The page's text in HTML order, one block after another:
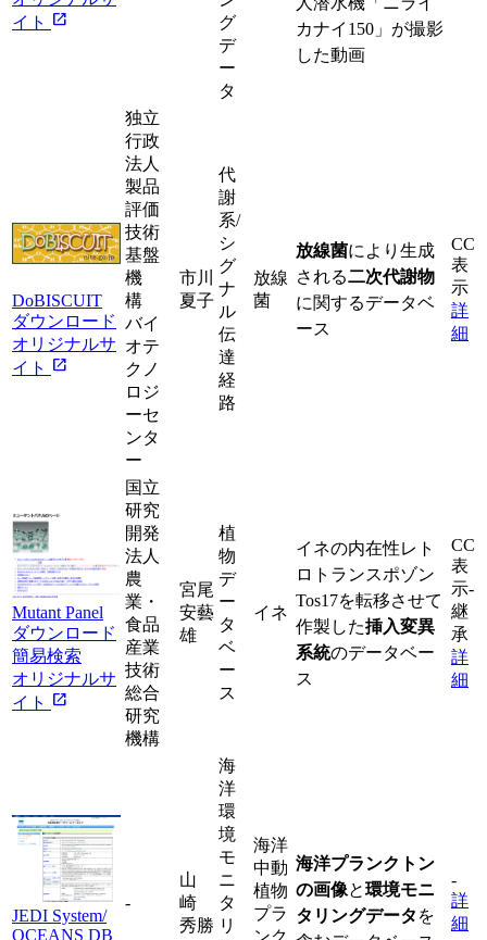
イト open_in_new
グ
デ
ー
タ
カナイ150」が撮影
した動画
DoBISCUIT
ダウンロード
オリジナルサ
イト open_in_new
独立
行政
法人
製品
評価
技術
基盤
機
構
バイ
オテ
クノ
ロジ
ーセ
ンタ
ー
市川
夏子
代
謝
系/
シ
グ
ナ
ル
伝
達
経
路
放線
菌
放線菌により生成
される二次代謝物
に関するデータベ
ース
CC
表
示
詳
細
Mutant Panel
ダウンロード
簡易検索
オリジナルサ
イト open_in_new
国立
研究
開発
法人
農
業・
食品
産業
技術
総合
研究
機構
宮尾
安藝
雄
植
物
デ
ー
タ
ベ
ー
ス
イネ
イネの内在性レト
ロトランスポゾン
Tos17を転移させて
作製した挿入変異
系統のデータベー
ス
CC
表
示-
継
承
詳
細
JEDI System/
OCEANS DB
-
山
崎
秀勝
海
洋
環
境
モ
ニ
タ
リ
海洋
中動
植物
プラ
ンク
海洋プランクトン
の画像と環境モニ
タリングデータ を
-
詳
細